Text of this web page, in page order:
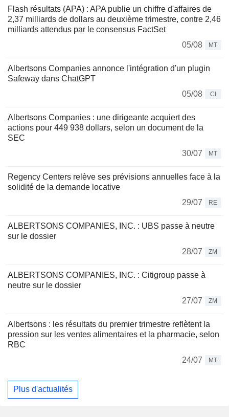
Flash résultats (APA) : APA publie un chiffre d'affaires de
2,37 milliards de dollars au deuxième trimestre, contre 2,46
milliards attendus par le consensus FactSet
05/08
MT
Albertsons Companies annonce l'intégration d'un plugin
Safeway dans ChatGPT
05/08
CI
Albertsons Companies : une dirigeante acquiert des
actions pour 449 938 dollars, selon un document de la
SEC
30/07
MT
Regency Centers relève ses prévisions annuelles face à la
solidité de la demande locative
29/07
RE
ALBERTSONS COMPANIES, INC. : UBS passe à neutre
sur le dossier
28/07
ZM
ALBERTSONS COMPANIES, INC. : Citigroup passe à
neutre sur le dossier
27/07
ZM
Albertsons : les résultats du premier trimestre reflètent la
pression sur les ventes alimentaires et la pharmacie, selon
RBC
24/07
MT
Plus d'actualités